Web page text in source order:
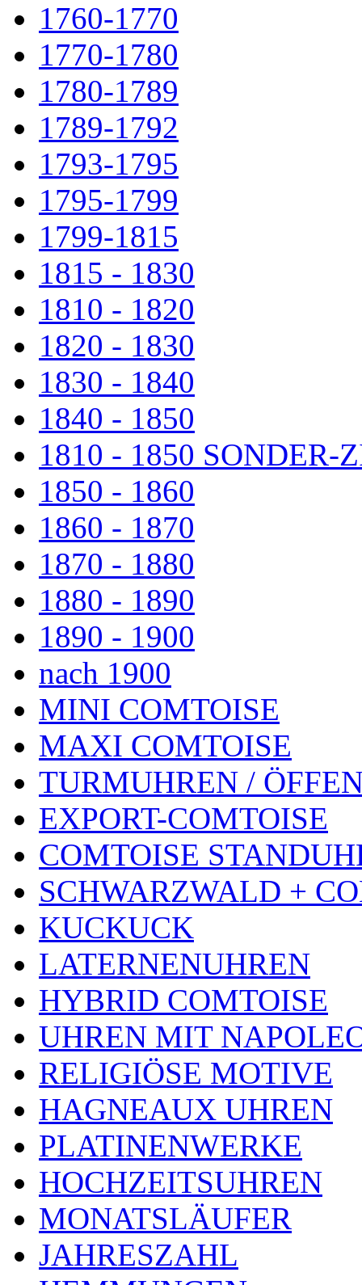
1760-1770
1770-1780
1780-1789
1789-1792
1793-1795
1795-1799
1799-1815
1815 - 1830
1810 - 1820
1820 - 1830
1830 - 1840
1840 - 1850
1810 - 1850 SONDER-
1850 - 1860
1860 - 1870
1870 - 1880
1880 - 1890
1890 - 1900
nach 1900
MINI COMTOISE
MAXI COMTOISE
TURMUHREN /
EXPORT-COMTOISE
COMTOISE
SCHWARZWALD +
KUCKUCK
LATERNENUHREN
HYBRID COMTOISE
UHREN MIT
RELIGIÖSE MOTIVE
HAGNEAUX UHREN
PLATINENWERKE
HOCHZEITSUHREN
MONATSLÄUFER
JAHRESZAHL